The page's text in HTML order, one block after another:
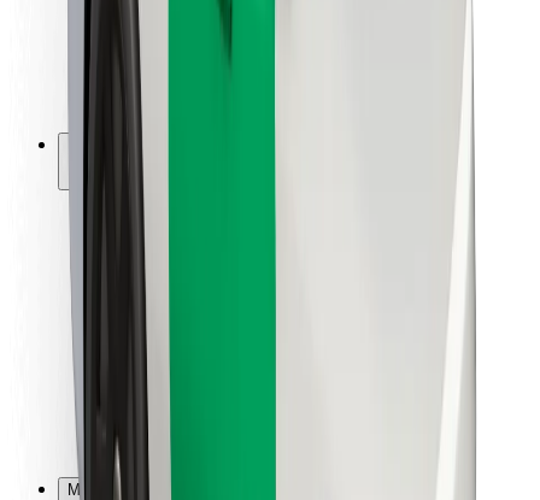
Lahendused linnadele
Lennujaamad
Bolti laadimisdokid
Sõitjatele
Kulleritele
Bolt Food
Restoranidele
Bolt for Business
Muu